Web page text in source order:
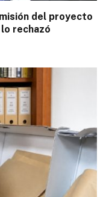
del proyecto
rechazó